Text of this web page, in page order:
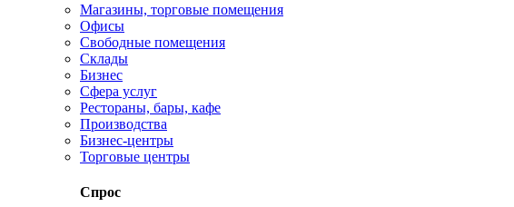
Магазины, торговые помещения
Офисы
Свободные помещения
Склады
Бизнес
Сфера услуг
Рестораны, бары, кафе
Производства
Бизнес-центры
Торговые центры
Спрос